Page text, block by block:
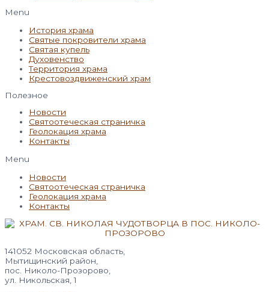
Menu
История храма
Святые покровители храма
Святая купель
Духовенство
Территория храма
Крестовоздвиженский храм
Полезное
Новости
Святоотеческая страничка
Геолокация храма
Контакты
Menu
Новости
Святоотеческая страничка
Геолокация храма
Контакты
141052 Московская область,
Мытищинский район,
пос. Николо-Прозорово,
ул. Никольская, 1